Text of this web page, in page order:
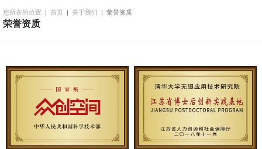
荣誉资质
您所在的位置 首页 关于我们 荣誉资质